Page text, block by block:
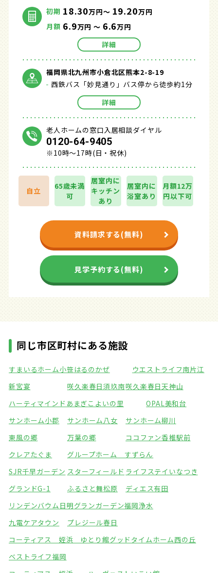
初期 18.30万円～ 19.20万円
月額 6.9万円 ～ 6.6万円
詳細
福岡県北九州市小倉北区熊本2-8-19
西鉄バス「妙見通り」バス停から徒歩約1分
詳細
老人ホームの窓口入居相談ダイヤル
0120-64-9405
※10時～17時(日・祝休)
自立
65歳未満
可
居室内に
キッチン
あり
居室内に
浴室あり
月額12万
円以下可
資料請求する(無料)
見学予約する(無料)
同じ市区町村にある施設
すまいるホーム小笹はるのかぜ
ウエストライフ南片江
新宮宴
咲久楽春日須玖南咲久楽春日天神山
ハーティマインドあまぎ こよいの里
OPAL美和台
サンホーム小郡
サンホーム八女
サンホーム柳川
東風の郷
万葉の郷
ココファン香椎駅前
クレアたぐま
グループホーム すずらん
SJR千早ガーデン スターフィールド ライフステイいなつき
グランドG-1
ふるさと舞松原
ディエス有田
リンデンバウム日明グランガーデン福岡浄水
九電ケアタウン
プレジール春日
コーティアス 姪浜 ゆとり館グッドタイムホーム西の丘
ベストライフ福岡